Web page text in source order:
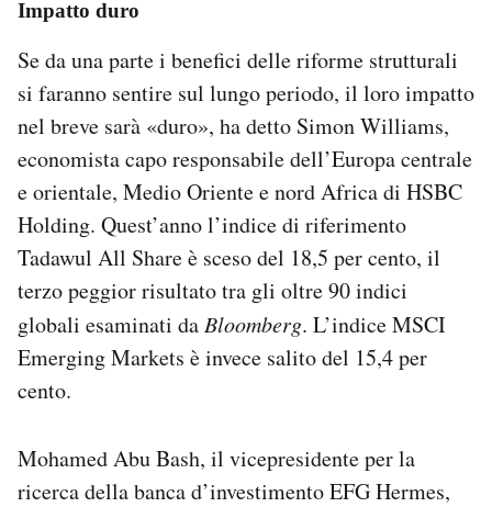
Impatto duro
Se da una parte i benefici delle riforme strutturali
si faranno sentire sul lungo periodo, il loro impatto
nel breve sarà «duro», ha detto Simon Williams,
economista capo responsabile dell’Europa centrale
e orientale, Medio Oriente e nord Africa di HSBC
Holding. Quest’anno l’indice di riferimento
Tadawul All Share è sceso del 18,5 per cento, il
terzo peggior risultato tra gli oltre 90 indici
globali esaminati da Bloomberg. L’indice MSCI
Emerging Markets è invece salito del 15,4 per
cento.
Mohamed Abu Bash, il vicepresidente per la
ricerca della banca d’investimento EFG Hermes,